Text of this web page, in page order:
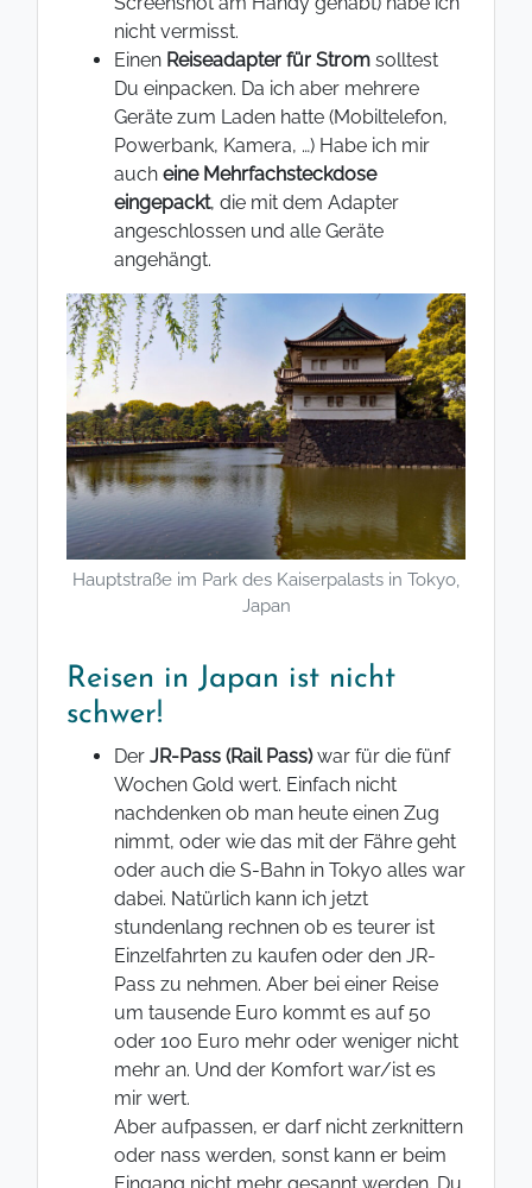
nicht vermisst.
Einen Reiseadapter für Strom solltest
Du einpacken. Da ich aber mehrere
Geräte zum Laden hatte (Mobiltelefon,
Powerbank, Kamera, …) Habe ich mir
auch eine Mehrfachsteckdose
eingepackt, die mit dem Adapter
angeschlossen und alle Geräte
angehängt.
Hauptstraße im Park des Kaiserpalasts in Tokyo,
Japan
Reisen in Japan ist nicht
schwer!
Der JR-Pass (Rail Pass)war für die fünf
Wochen Gold wert. Einfach nicht
nachdenken ob man heute einen Zug
nimmt, oder wie das mit der Fähre geht
oder auch die S-Bahn in Tokyo alles war
dabei. Natürlich kann ich jetzt
stundenlang rechnen ob es teurer ist
Einzelfahrten zu kaufen oder den JR-
Pass zu nehmen. Aber bei einer Reise
um tausende Euro kommt es auf 50
oder 100 Euro mehr oder weniger nicht
mehr an. Und der Komfort war/ist es
mir wert.
Aber aufpassen, er darf nicht zerknittern
oder nass werden, sonst kann er beim